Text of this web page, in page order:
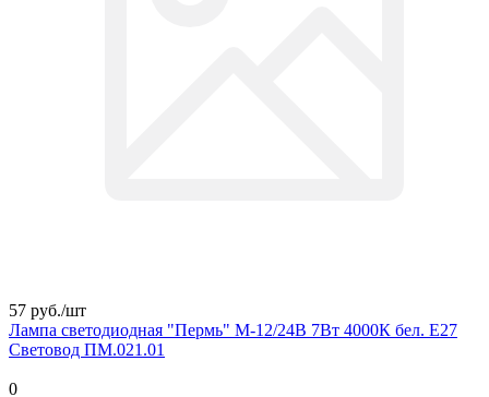
57 руб./шт
Лампа светодиодная "Пермь" М-12/24В 7Вт 4000К бел. E27
Световод ПМ.021.01
0